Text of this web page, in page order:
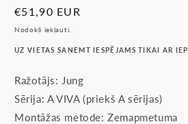
Parastā
cena
€51,90 EUR
Nodokļi iekļauti.
UZ VIETAS SAŅEMT IESPĒJAMS TIKAI AR
Ražotājs: Jung
Sērija: A VIVA (priekš A sērijas)
Montāžas metode: Zemapmetuma